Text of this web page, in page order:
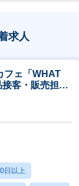
求人
フェ「WHAT
客・販売担当
日以上